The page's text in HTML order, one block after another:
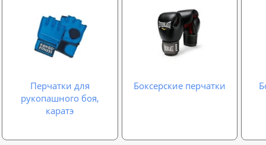
Перчатки для
рукопашного боя,
каратэ
Боксерские перчатки